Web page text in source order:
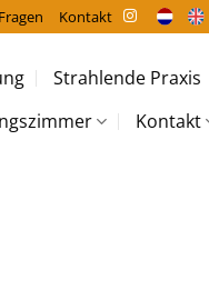
Kontakt
Strahlende Praxis
Kontakt